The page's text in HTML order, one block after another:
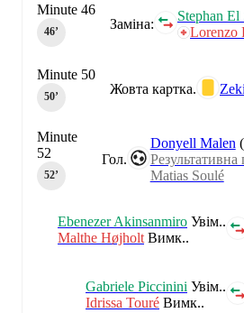
Заміна:
Stephan El
Lorenzo
Minute 46
46‎’‎
Жовта картка.
Minute 50
50‎’‎
Гол.
Donyell Malen (
Результативна
Matias Soulé
Minute
52
52‎’‎
Ebenezer Akinsanmiro Увім..
Malthe Højholt Вимк..
Gabriele Piccinini Увім..
Idrissa Touré Вимк..